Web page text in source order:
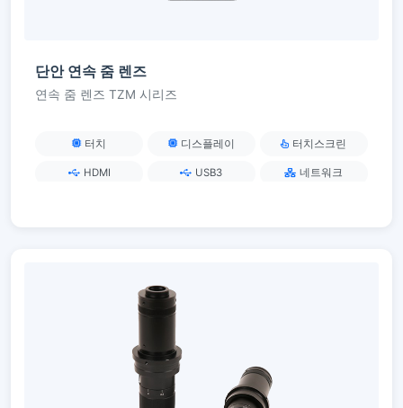
단안 연속 줌 렌즈
연속 줌 렌즈 TZM 시리즈
터치 디스플레이 터치스크린
HDMI USB3 네트워크